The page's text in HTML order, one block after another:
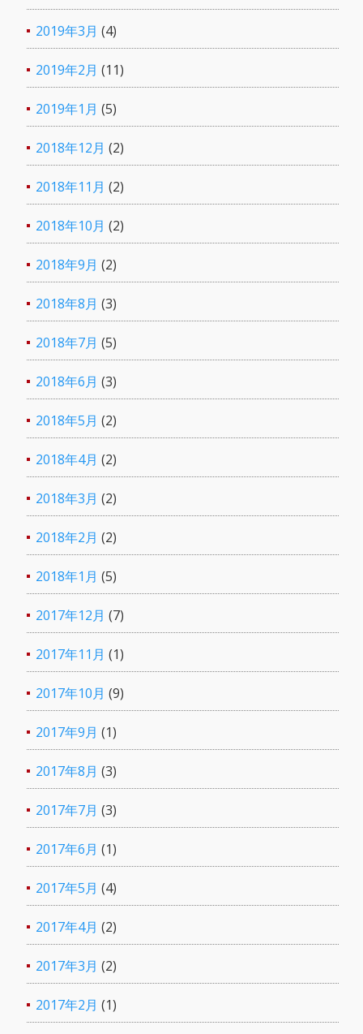
2019年3月 (4)
2019年2月 (11)
2019年1月 (5)
2018年12月 (2)
2018年11月 (2)
2018年10月 (2)
2018年9月 (2)
2018年8月 (3)
2018年7月 (5)
2018年6月 (3)
2018年5月 (2)
2018年4月 (2)
2018年3月 (2)
2018年2月 (2)
2018年1月 (5)
2017年12月 (7)
2017年11月 (1)
2017年10月 (9)
2017年9月 (1)
2017年8月 (3)
2017年7月 (3)
2017年6月 (1)
2017年5月 (4)
2017年4月 (2)
2017年3月 (2)
2017年2月 (1)